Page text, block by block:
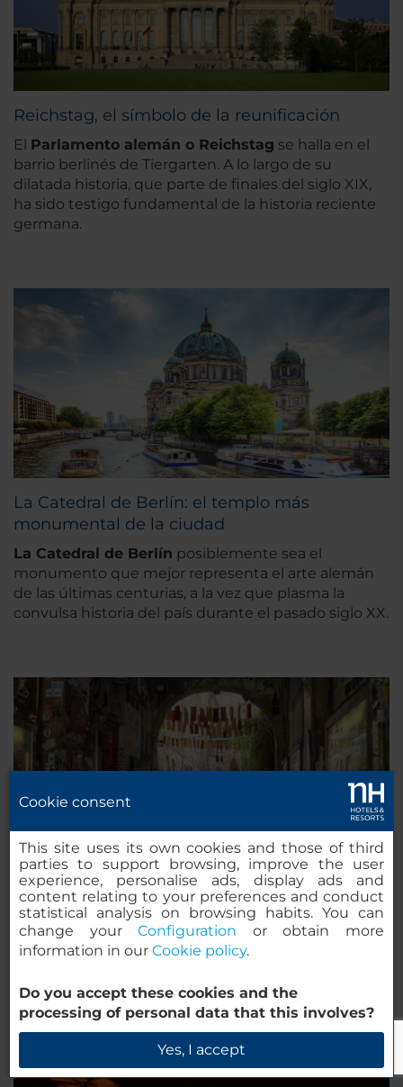
Reichstag, el símbolo de la reunificación
El Parlamento alemán o Reichstag se halla en el
barrio berlinés de Tiergarten. A lo largo de su
dilatada historia, que parte de finales del siglo XIX,
ha sido testigo fundamental de la historia reciente
germana.
La Catedral de Berlín: el templo más
monumental de la ciudad
La Catedral de Berlín posiblemente sea el
monumento que mejor representa el arte alemán
de las últimas centurias, a la vez que plasma la
convulsa historia del país durante el pasado siglo XX.
Hackesche Höfe: los patios del barrio judío de
Berlin
Hackesche Höfe
se traduce literalmente al español
como los patios de Hackesche, y eso es
exactamente lo que son, ocho patios conectados
unos con otros mediante arcos y pequeños túneles.
Cookie consent
This site uses its own cookies and those of third
parties to support browsing, improve the user
experience, personalise ads, display ads and
content relating to your preferences and conduct
statistical analysis on browsing habits. You can
change yourConfiguration or obtain more
information in our Cookie policy.
Do you accept these cookies and the
processing of personal data that this involves?
Yes, I accept